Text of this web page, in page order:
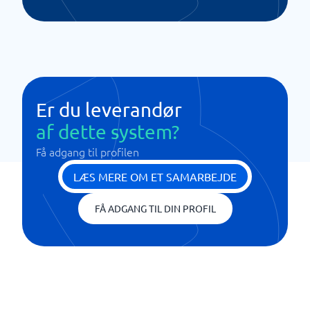
Er du leverandør
af dette system?
Få adgang til profilen
LÆS MERE OM ET SAMARBEJDE
FÅ ADGANG TIL DIN PROFIL